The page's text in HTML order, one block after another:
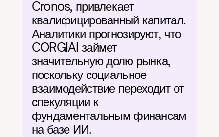
Cronos, привлекает
квалифицированный капитал.
Аналитики прогнозируют, что
CORGIAI займет
значительную долю рынка,
поскольку социальное
взаимодействие переходит от
спекуляции к
фундаментальным финансам
на базе ИИ.